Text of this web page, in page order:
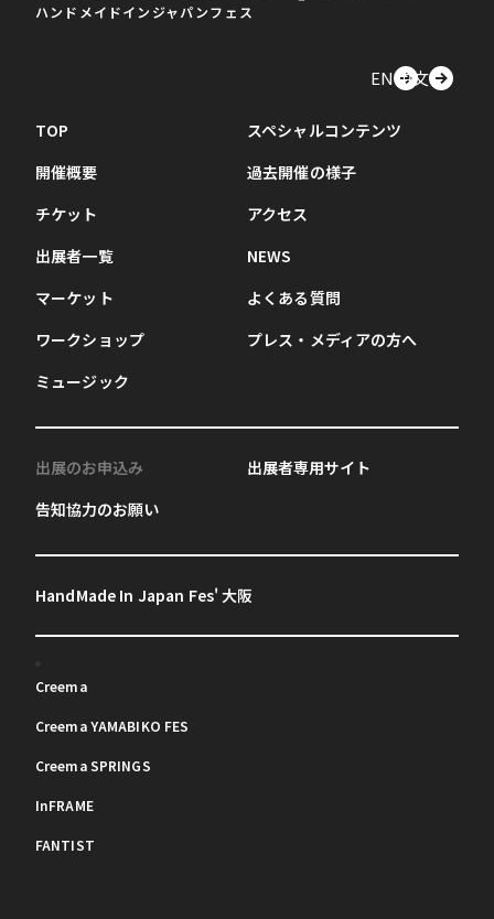
ハンドメイドインジャパンフェス
EN中文
TOP
開催概要
チケット
出展者一覧
マーケット
ワークショップ
ミュージック
スペシャルコンテンツ
過去開催の様子
アクセス
NEWS
よくある質問
プレス・メディアの方へ
出展のお申込み
告知協力のお願い
出展者専用サイト
HandMade In Japan Fes' 大阪
Creema
Creema YAMABIKO FES
Creema SPRINGS
InFRAME
FANTIST